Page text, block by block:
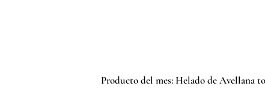
Producto del mes: Helado de Avellana